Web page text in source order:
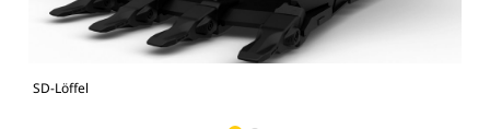
SD-Löffel